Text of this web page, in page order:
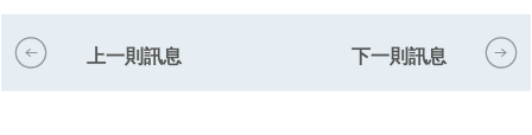
上一則訊息 下一則訊息